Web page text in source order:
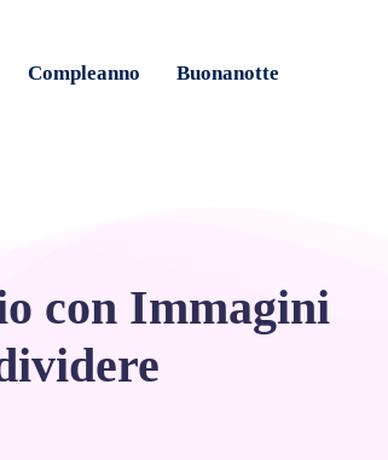
Compleanno Buonanotte
con Immagini